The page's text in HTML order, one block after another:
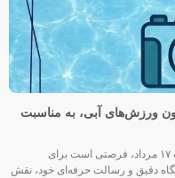
ورزش‌های آبی، به مناسبت
خبرنگاران؛ راویان آب، روایتگران تلاش و پیشرفت ۱۷ مرداد، فرصتی است برای
دقیق و رسالت حرفه‌ای خود، نقش